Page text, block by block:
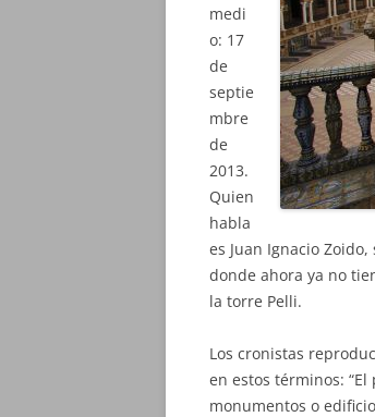
medi
o: 17
de
septie
mbre
de
2013.
Quien
habla
es Juan Ignacio
donde ahora ya no
la torre Pelli.
Los cronistas
en estos términos:
monumentos o